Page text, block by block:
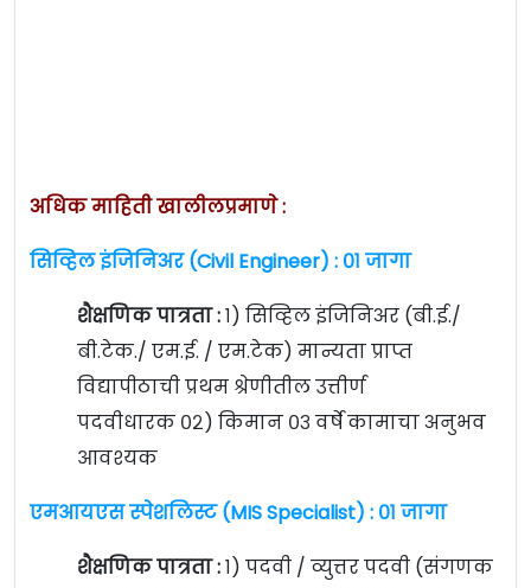
अधिक माहिती खालीलप्रमाणे :
सिव्हिल इंजिनिअर (Civil Engineer) : ०१ जागा
शैक्षणिक पात्रता :१) सिव्हिल इंजिनिअर (बी.ई./
बी.टेक./ एम.ई. / एम.टेक) मान्यता प्राप्त
विद्यापीठाची प्रथम श्रेणीतील उत्तीर्ण
पदवीधारक ०२) किमान ०३ वर्षे कामाचा अनुभव
आवश्यक
एमआयएस स्पेशलिस्ट (MIS Specialist) : ०१ जागा
शैक्षणिक पात्रता :१) पदवी / व्युत्तर पदवी (संगणक